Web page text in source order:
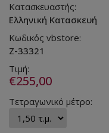
Κατασκευαστής:
Ελληνική Κατασκευή
Κωδικός vbstore:
Z-33321
Τιμή:
€255,00
Τετραγωνικό μέτρο: